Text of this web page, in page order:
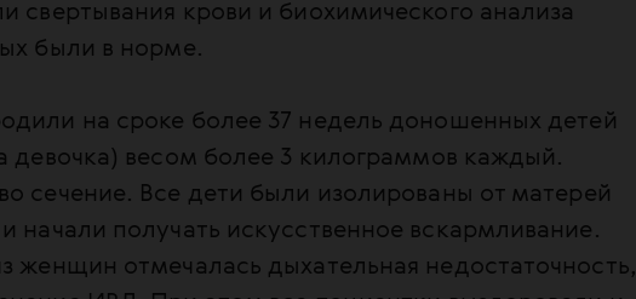
свертывания крови и биохимического анализа
были в норме.
на сроке более 37 недель доношенных детей
девочка) весом более 3 килограммов каждый.
сечение. Все дети были изолированы от матерей
начали получать искусственное вскармливание.
женщин отмечалась дыхательная недостаточность,